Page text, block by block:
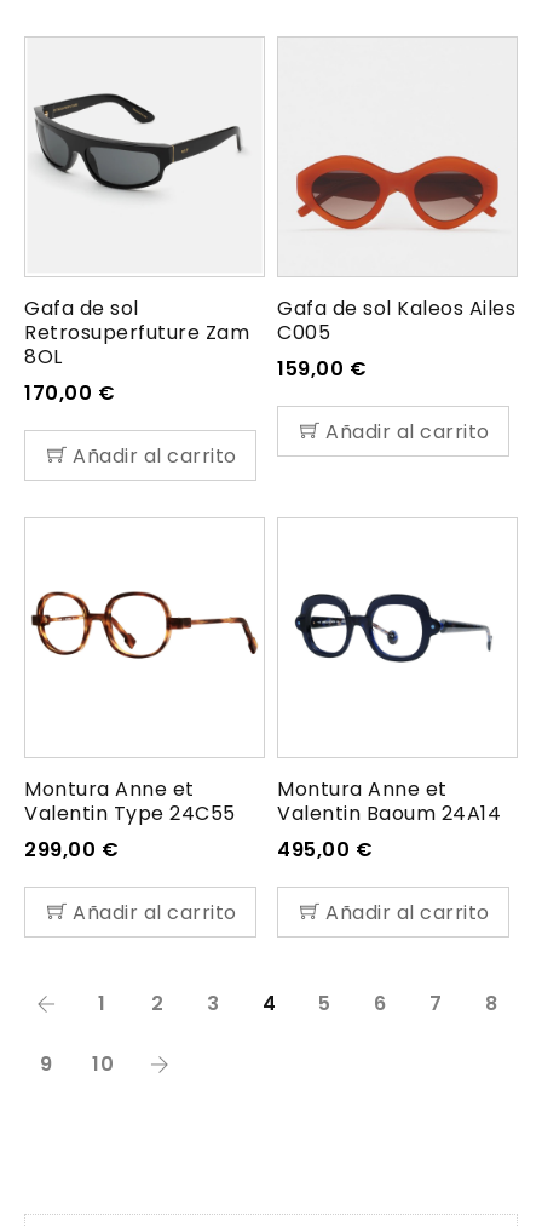
Gafa de sol
Retrosuperfuture Zam
8OL
170,00 €
Añadir al carrito
Gafa de sol Kaleos Ailes
C005
159,00 €
Añadir al carrito
Montura Anne et
Valentin Type 24C55
299,00 €
Añadir al carrito
Montura Anne et
Valentin Baoum 24A14
495,00 €
Añadir al carrito
1 2 3 4 5 6 7 8
9 10